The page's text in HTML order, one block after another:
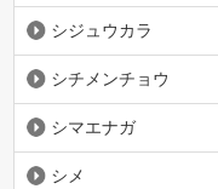
シジュウカラ
シチメンチョウ
シマエナガ
シメ